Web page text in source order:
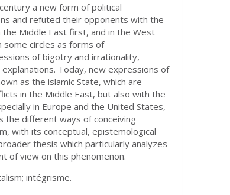
a new form of political
and refuted their opponents with the
Middle East first, and in the West
some circles as forms of
of bigotry and irrationality,
Today, new expressions of
as the islamic State, which are
in the Middle East, but also with the
in Europe and the United States,
the different ways of conceiving
with its conceptual, epistemological
thesis which particularly analyzes
of view on this phenomenon.
intégrisme.